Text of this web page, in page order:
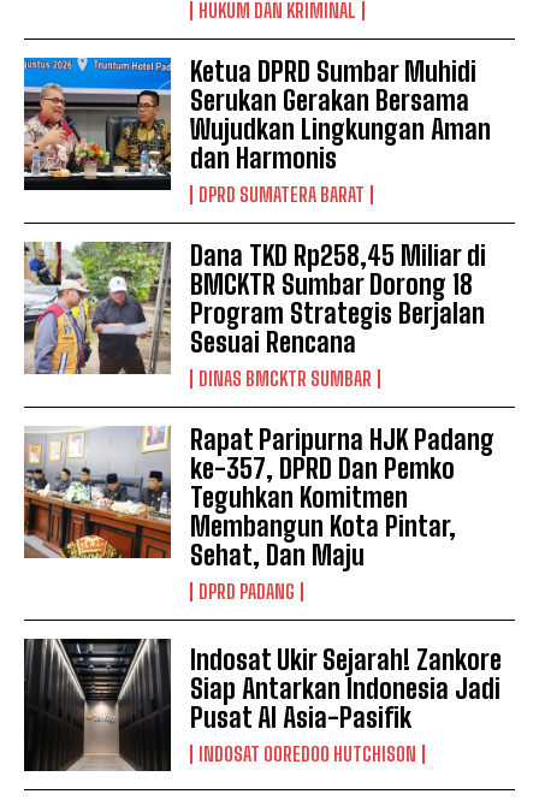
HUKUM DAN KRIMINAL
Ketua DPRD Sumbar Muhidi
Serukan Gerakan Bersama
Wujudkan Lingkungan Aman
dan Harmonis
DPRD SUMATERA BARAT
Dana TKD Rp258,45 Miliar di
BMCKTR Sumbar Dorong 18
Program Strategis Berjalan
Sesuai Rencana
DINAS BMCKTR SUMBAR
Rapat Paripurna HJK Padang
ke-357, DPRD Dan Pemko
Teguhkan Komitmen
Membangun Kota Pintar,
Sehat, Dan Maju
DPRD PADANG
Indosat Ukir Sejarah! Zankore
Siap Antarkan Indonesia Jadi
Pusat AI Asia-Pasifik
INDOSAT OOREDOO HUTCHISON